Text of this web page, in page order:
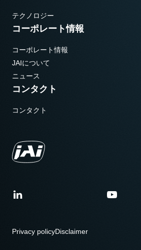
テクノロジー
コーポレート情報
コーポレート情報
JAIについて
ニュース
コンタクト
コンタクト
Privacy policyDisclaimer